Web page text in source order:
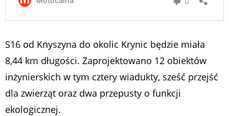
S16 od Knyszyna do okolic Krynic będzie miała
8,44 km długości. Zaprojektowano 12 obiektów
inżynierskich w tym cztery wiadukty, sześć przejść
dla zwierząt oraz dwa przepusty o funkcji
ekologicznej.